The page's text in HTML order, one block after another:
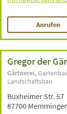
Anrufen
Gregor der
Gärtnerei
Landschaftsbau
Buxheimer Str. 57
87700